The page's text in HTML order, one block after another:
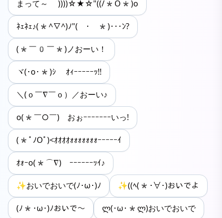
まって～ ))))☆★☆"((/*O*)o
ﾈｪﾈｪ♪(*^∇^)ﾉ"(￣･￣*)･･･ﾝ?
(*￣0￣*)ノおーい！
ヾ(･o･*)ｼ ｵｨｰｰｰｰｰｯ!!
＼(ｏ￣∇￣ｏ）／おーい♪
o(*￣○￣)ゝおぉｰｰｰｰｰｰｰいっ!
(*ﾟﾉOﾟ)<ｵｵｵｵｫｫｫｫｫｫｫｰｰｰｰｰｲ
ｵｫｰo(*⌒∇)ゝｰｰｰｰｰｰｯｲ♪
✨おいでおいで(ﾉ･ω･)ﾉ ✨((ﾍ(*･∀･)おいでよ
(ﾉ*･ω･)ﾉおいで～ ლ(･ω･*ლ)おいでおいで